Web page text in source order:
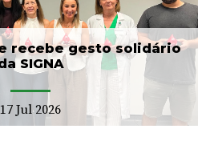
recebe gesto solidário
SIGNA
17 Jul 2026